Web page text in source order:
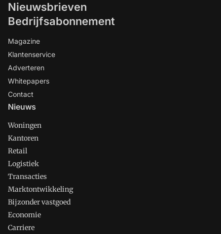
Nieuwsbrieven
Bedrijfsabonnement
Magazine
Klantenservice
Adverteren
Whitepapers
Contact
Nieuws
Woningen
Kantoren
Retail
Logistiek
Transacties
Marktontwikkeling
Bijzonder vastgoed
Economie
Carriere